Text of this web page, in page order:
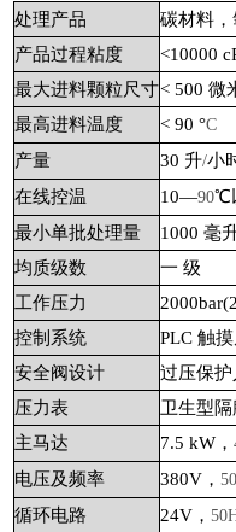
处理产品
碳材料
产品过程粘度
<10000
最大进料颗粒尺寸< 500 微
最高进料温度
< 90 °C
产量 30 升/小
在线控温
10—90℃
最小单批处理量
1000 毫
均质级数
一 级
工作压力
控制系统
PLC 触
安全阀设计
过压保
压力表
卫生型
主马达
7.5 kW，
电压及频率 380V，
循环电路
24V，